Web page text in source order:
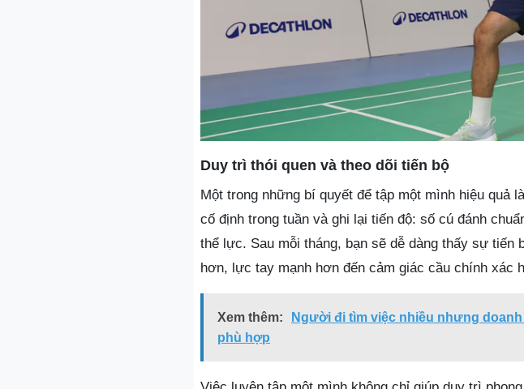
Duy trì thói quen và theo dõi tiến bộ
Một trong những bí quyết để tập một mình hiệu quả
cố định trong tuần và ghi lại tiến độ: số cú đánh
thể lực. Sau mỗi tháng, bạn sẽ dễ dàng thấy sự tiến
hơn, lực tay mạnh hơn đến cảm giác cầu chính xác
Xem thêm:
Người đi tìm việc nhiều nhưng
phù hợp